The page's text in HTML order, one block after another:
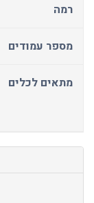
רמה
מספר עמודים
מתאים לכלים